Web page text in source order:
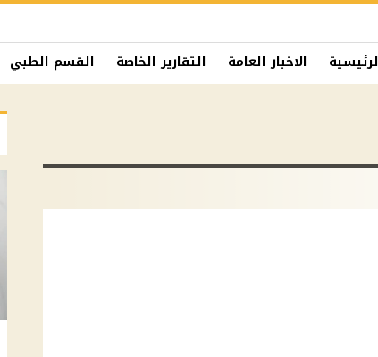
الاخبار العامة التقارير الخاصة القسم الطبي